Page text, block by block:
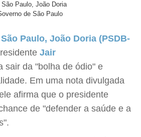
Paulo, João Doria
de São Paulo
Paulo, João Doria (PSDB-
Jair
sair da "bolha de ódio" e
Em uma nota divulgada
afirma que o presidente
de "defender a saúde e a